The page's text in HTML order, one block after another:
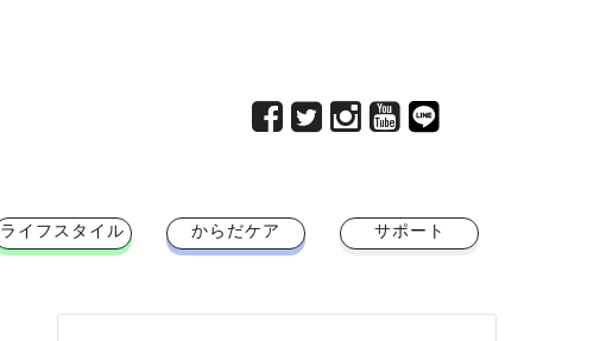
ライフスタイル からだケア サポート